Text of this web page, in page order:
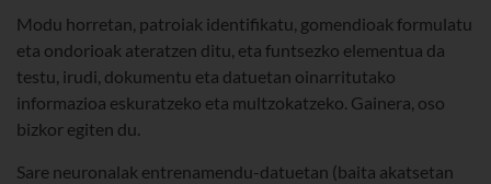
Modu horretan, patroiak identifikatu, gomendioak formulatu
eta ondorioak ateratzen ditu, eta funtsezko elementua da
testu, irudi, dokumentu eta datuetan oinarritutako
informazioa eskuratzeko eta multzokatzeko. Gainera, oso
bizkor egiten du.
Sare neuronalak entrenamendu-datuetan (baita akatsetan